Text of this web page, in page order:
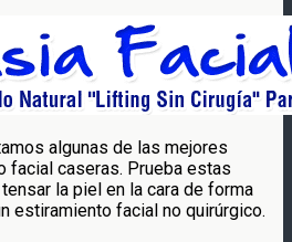
algunas de las mejores
facial caseras. Prueba estas
la piel en la cara de forma
estiramiento facial no quirúrgico.